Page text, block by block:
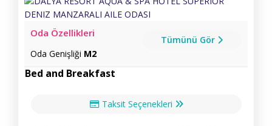
Oda Özellikleri
Oda Genişliği M2
Tümünü Gör
Bed and Breakfast
Taksit Seçenekleri